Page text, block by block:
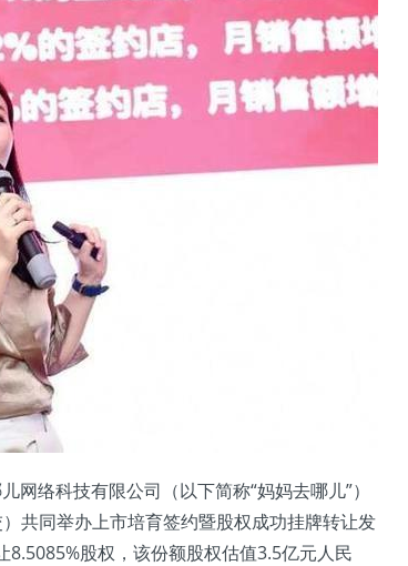
络科技有限公司（以下简称“妈妈去哪儿”）
共同举办上市培育签约暨股权成功挂牌转让发
8.5085%股权，该份额股权估值3.5亿元人民